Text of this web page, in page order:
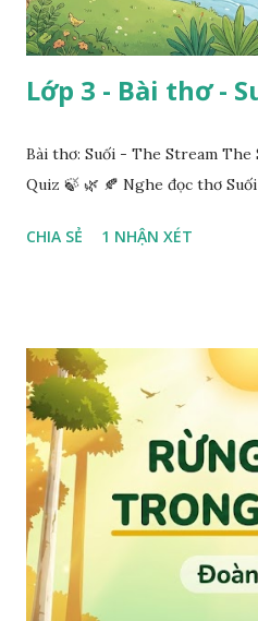
Lớp 3 - Bài thơ -
Bài thơ: Suối - The Stream
Quiz 🍃 🌿 🍂 Nghe đọc thơ
CHIA SẺ 1 NHẬN XÉT